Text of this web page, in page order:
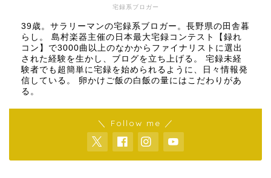
宅録系ブロガー
39歳。サラリーマンの宅録系ブロガー。長野県の田舎暮
らし。 島村楽器主催の日本最大宅録コンテスト【録れ
コン】で3000曲以上のなかからファイナリストに選出
された経験を生かし、ブログを立ち上げる。 宅録未経
験者でも超簡単に宅録を始められるように、日々情報発
信している。 卵かけご飯の白飯の量にはこだわりがあ
る。
＼ Follow me ／